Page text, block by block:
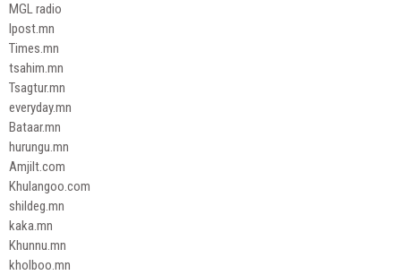
MGL radio
Ipost.mn
Times.mn
tsahim.mn
Tsagtur.mn
everyday.mn
Bataar.mn
hurungu.mn
Amjilt.com
Khulangoo.com
shildeg.mn
kaka.mn
Khunnu.mn
kholboo.mn